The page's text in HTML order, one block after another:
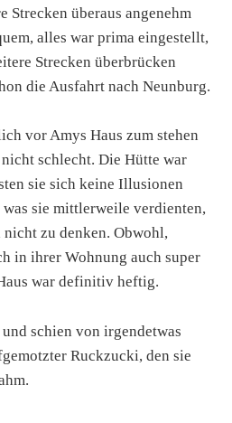
Strecken überaus angenehm
alles war prima eingestellt,
Strecken überbrücken
die Ausfahrt nach Neunburg.
vor Amys Haus zum stehen
schlecht. Die Hütte war
sie sich keine Illusionen
was sie mittlerweile verdienten,
nicht zu denken. Obwohl,
in ihrer Wohnung auch super
war definitiv heftig.
schien von irgendetwas
Ruckzucki, den sie